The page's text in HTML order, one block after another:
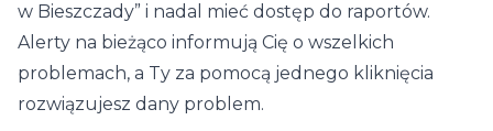
w Bieszczady” i nadal mieć dostęp do raportów.
Alerty na bieżąco informują Cię o wszelkich
problemach, a Ty za pomocą jednego kliknięcia
rozwiązujesz dany problem.